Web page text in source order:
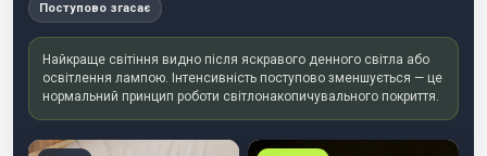
Поступово згасає
Найкраще світіння видно після яскравого денного світла або
освітлення лампою. Інтенсивність поступово зменшується — це
нормальний принцип роботи світлонакопичувального покриття.